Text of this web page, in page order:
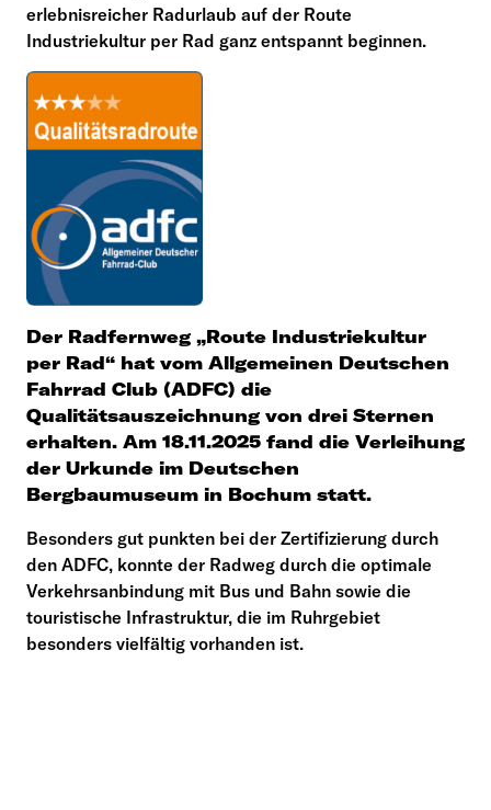
erlebnisreicher Radurlaub auf der Route
Industriekultur per Rad ganz entspannt beginnen.
Der Radfernweg „Route Industriekultur
per Rad“ hat vom Allgemeinen Deutschen
Fahrrad Club (ADFC) die
Qualitätsauszeichnung von drei Sternen
erhalten. Am 18.11.2025 fand die Verleihung
der Urkunde im Deutschen
Bergbaumuseum in Bochum statt.
Besonders gut punkten bei der Zertifizierung durch
den ADFC, konnte der Radweg durch die optimale
Verkehrsanbindung mit Bus und Bahn sowie die
touristische Infrastruktur, die im Ruhrgebiet
besonders vielfältig vorhanden ist.